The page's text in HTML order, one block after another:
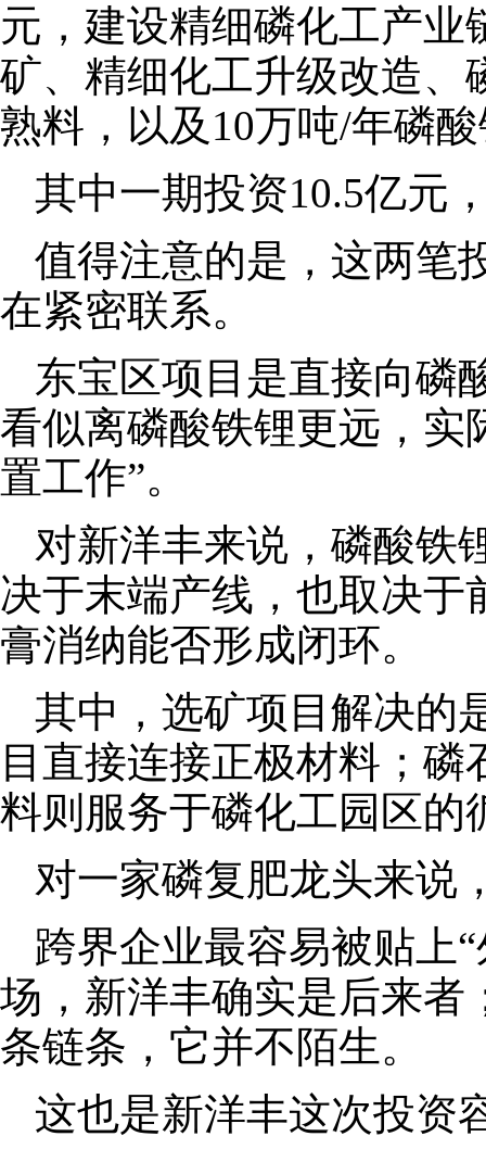
元，建设精细磷化工产业
矿、精细化工升级改造、
熟料，以及10万吨/年磷
其中一期投资10.5亿元
值得注意的是，这两笔
在紧密联系。
东宝区项目是直接向磷
看似离磷酸铁锂更远，实
置工作”。
对新洋丰来说，磷酸铁
决于末端产线，也取决
膏消纳能否形成闭环。
其中，选矿项目解决的
目直接连接正极材料；
料则服务于磷化工园区的
对一家磷复肥龙头来说
跨界企业最容易被贴上
场，新洋丰确实是后来者
条链条，它并不陌生。
这也是新洋丰这次投资